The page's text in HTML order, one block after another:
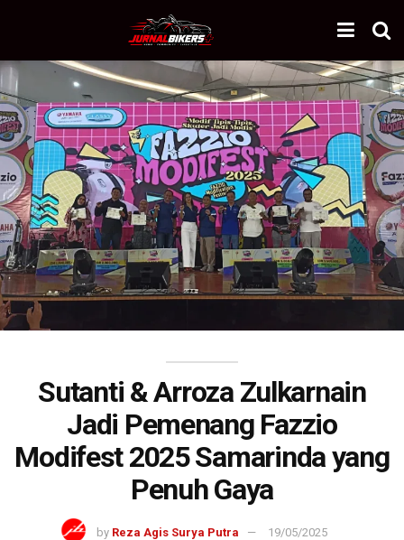
Sutanti & Arroza Zulkarnain
Jadi Pemenang Fazzio
Modifest 2025 Samarinda yang
Penuh Gaya
by Reza Agis Surya Putra 19/05/2025